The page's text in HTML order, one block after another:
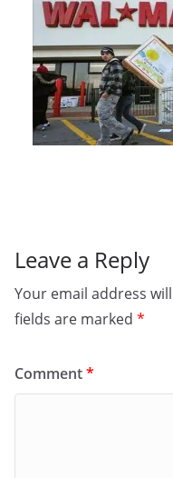
Leave a Reply
Your email address
fields are marked *
Comment*